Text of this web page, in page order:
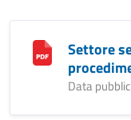
Settore
Data